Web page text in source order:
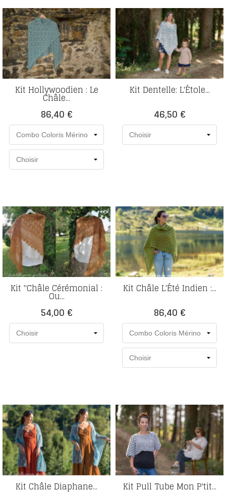
Kit Hollywoodien : Le
Châle...
Prix
86,40 €
Kit Dentelle: L'Étole...
Prix
46,50 €
Kit "Châle Cérémonial :
Ou...
Prix
54,00 €
Kit Châle L'Été Indien :...
Prix
86,40 €
Kit Châle Diaphane... Kit Pull Tube Mon P'tit...